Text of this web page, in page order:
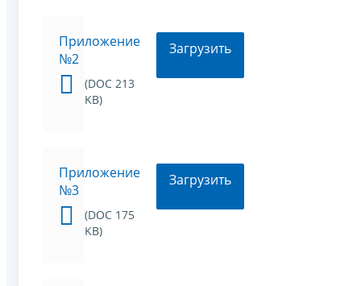
Приложение
№2
(DOC 213
KB)
Загрузить
Приложение
№3
(DOC 175
KB)
Загрузить